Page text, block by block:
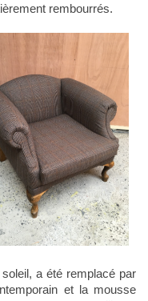
rembourrés.
a été remplacé par
et la mousse